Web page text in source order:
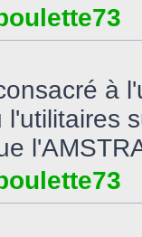
à
l'utilitaires